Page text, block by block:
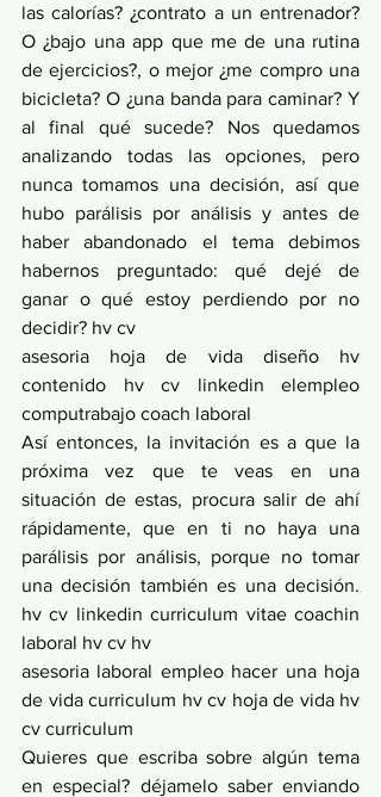
las calorías? ¿contrato a un entrenador?
O ¿bajo una app que me de una rutina
de ejercicios?, o mejor ¿me compro una
bicicleta? O ¿una banda para caminar? Y
al final qué sucede? Nos quedamos
analizando todas las opciones, pero
nunca tomamos una decisión, así que
hubo parálisis por análisis y antes de
haber abandonado el tema debimos
habernos preguntado: qué dejé de
ganar o qué estoy perdiendo por no
decidir? hv cv
asesoria hoja de vida diseño hv
contenido hv cv linkedin elempleo
computrabajo coach laboral
Así entonces, la invitación es a que la
próxima vez que te veas en una
situación de estas, procura salir de ahí
rápidamente, que en ti no haya una
parálisis por análisis, porque no tomar
una decisión también es una decisión.
hv cv linkedin curriculum vitae coachin
laboral hv cv hv
asesoria laboral empleo hacer una hoja
de vida curriculum hv cv hoja de vida hv
cv curriculum
Quieres que escriba sobre algún tema
en especial? déjamelo saber enviando